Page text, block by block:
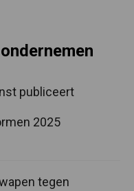
publiceert
2025
tegen